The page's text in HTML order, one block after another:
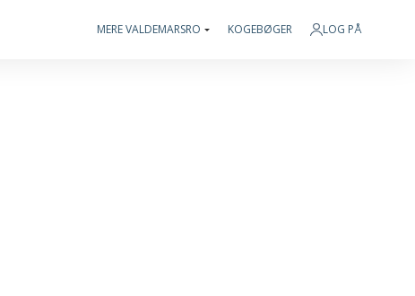
MERE VALDEMARSRO KOGEBØGER LOG PÅ